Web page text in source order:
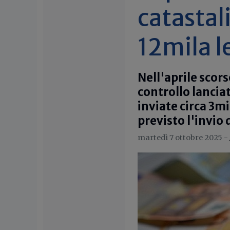
12mila
Nell'aprile
controllo
inviate circa
previsto l'invio
martedì 7 ottobre 2025 -